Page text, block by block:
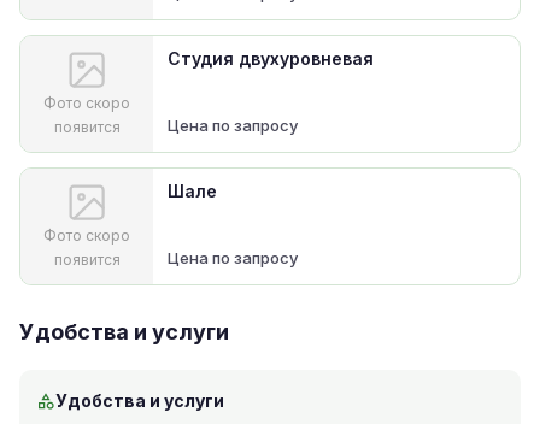
Фото скоро
появится
Студия двухуровневая
Цена по запросу
Фото скоро
появится
Шале
Цена по запросу
Удобства и услуги
Удобства и услуги